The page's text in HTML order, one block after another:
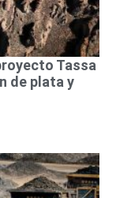
Tassa
de plata y